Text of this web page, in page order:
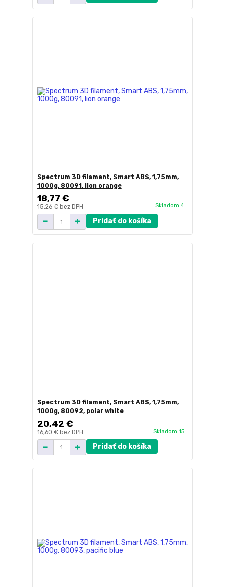
Spectrum 3D filament, Smart ABS, 1,75mm,
1000g, 80091, lion orange
18,77 €
15,26 € bez DPH Skladom 4
Pridať do košíka
Spectrum 3D filament, Smart ABS, 1,75mm,
1000g, 80092, polar white
20,42 €
16,60 € bez DPH Skladom 15
Pridať do košíka